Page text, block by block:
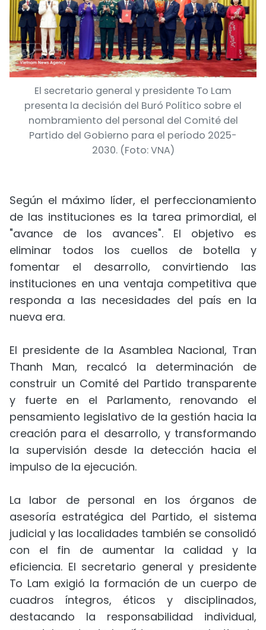
El secretario general y presidente To Lam
presenta la decisión del Buró Político sobre el
nombramiento del personal del Comité del
Partido del Gobierno para el período 2025-
2030. (Foto: VNA)
Según el máximo líder, el perfeccionamiento
de las instituciones es la tarea primordial, el
"avance de los avances". El objetivo es
eliminar todos los cuellos de botella y
fomentar el desarrollo, convirtiendo las
instituciones en una ventaja competitiva que
responda a las necesidades del país en la
nueva era.
El presidente de la Asamblea Nacional, Tran
Thanh Man, recalcó la determinación de
construir un Comité del Partido transparente
y fuerte en el Parlamento, renovando el
pensamiento legislativo de la gestión hacia la
creación para el desarrollo, y transformando
la supervisión desde la detección hacia el
impulso de la ejecución.
La labor de personal en los órganos de
asesoría estratégica del Partido, el sistema
judicial y las localidades también se consolidó
con el fin de aumentar la calidad y la
eficiencia. El secretario general y presidente
To Lam exigió la formación de un cuerpo de
cuadros íntegros, éticos y disciplinados,
destacando la responsabilidad individual,